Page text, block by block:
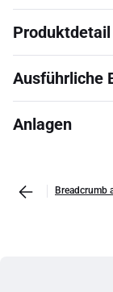
Produktdetail
Ausführliche
Anlagen
Breadcrumb